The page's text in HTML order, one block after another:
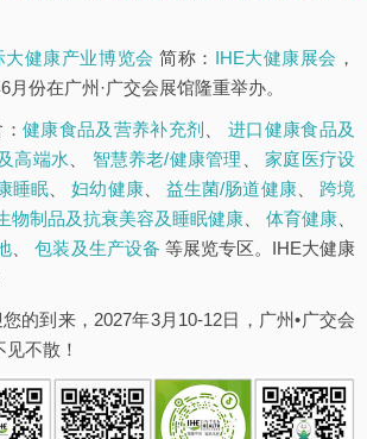
大健康产业博览会 简称： IHE大健康展会 ，
份在广州·广交会展馆隆重举办。
健康食品及营养补充剂 、进口健康食品及
高端水 智慧养老/健康管理 、家庭医疗设
睡眠 、妇幼健康、 益生菌/肠道健康、 跨境
物制品及抗衰美容及睡眠健康 体育健康
、包装及生产设备 等展览专区。IHE大健康
的到来，2027年3月10-12日，广州•广交会
不散！